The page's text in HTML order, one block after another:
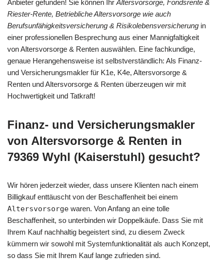
Anbieter gefunden! Sie können Ihr Altersvorsorge, Fondsrente &
Riester-Rente, Betriebliche Altersvorsorge wie auch
Berufsunfähigkeitsversicherung & Risikolebensversicherung in
einer professionellen Besprechung aus einer Mannigfaltigkeit
von Altersvorsorge & Renten auswählen. Eine fachkundige,
genaue Herangehensweise ist selbstverständlich: Als Finanz-
und Versicherungsmakler für K1e, K4e, Altersvorsorge &
Renten und Altersvorsorge & Renten überzeugen wir mit
Hochwertigkeit und Tatkraft!
Finanz- und Versicherungsmakler
von Altersvorsorge & Renten in
79369 Wyhl (Kaiserstuhl) gesucht?
Wir hören jederzeit wieder, dass unsere Klienten nach einem
Billigkauf enttäuscht von der Beschaffenheit bei einem
Altersvorsorge waren. Von Anfang an eine tolle
Beschaffenheit, so unterbinden wir Doppelkäufe. Dass Sie mit
Ihrem Kauf nachhaltig begeistert sind, zu diesem Zweck
kümmern wir sowohl mit Systemfunktionalität als auch Konzept,
so dass Sie mit Ihrem Kauf lange zufrieden sind.